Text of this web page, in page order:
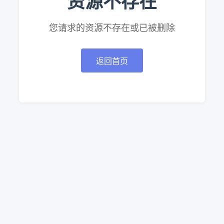
您请求的资源不存在或已被删除
返回首页